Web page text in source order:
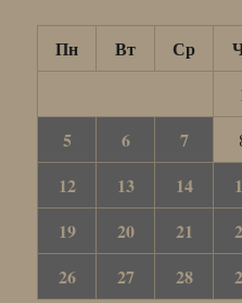
Пн Вт Ср
5
6 7
12 13 14
19
20 21
26
27 28